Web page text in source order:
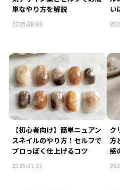
単なやり方を解説
2026.08.03
い
【初心者向け】簡単ニュアン
スネイルのやり方！セルフで
プロっぽく仕上げるコツ
2026.07.27
ク
方
感